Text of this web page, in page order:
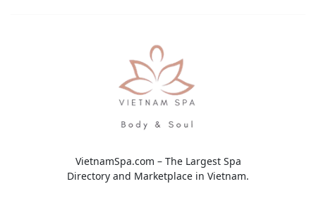
VietnamSpa.com – The Largest Spa
Directory and Marketplace in Vietnam.